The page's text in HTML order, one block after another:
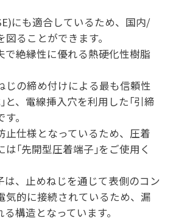
にも適合しているため、国内/
ることができます。
で絶縁性に優れる熱硬化性樹脂
じの締め付けによる最も信頼性
と、電線挿入穴を利用した｢引締
。
止仕様となっているため、圧着
｢先開型圧着端子｣をご使用く
は、止めねじを通じて表側のコン
気的に接続されているため、漏
構造となっています。